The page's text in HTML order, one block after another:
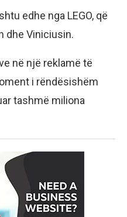
edhe nga LEGO, që
dhe Viniciusin.
në një reklamë të
i rëndësishëm
tashmë miliona